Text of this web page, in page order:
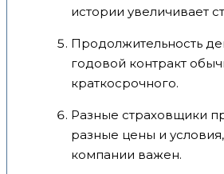
истории увеличивает
Продолжительность
годовой контракт
краткосрочного.
Разные страховщики
разные цены и
компании важен.